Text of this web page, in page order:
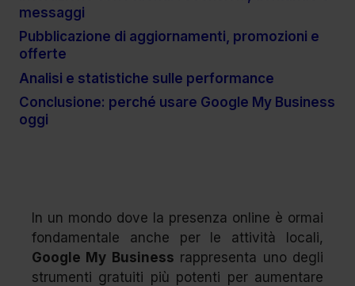
messaggi
Pubblicazione di aggiornamenti, promozioni e
offerte
Analisi e statistiche sulle performance
Conclusione: perché usare Google My Business
oggi
In un mondo dove la presenza online è ormai
fondamentale anche per le attività locali,
Google My Business rappresenta uno degli
strumenti gratuiti più potenti per aumentare